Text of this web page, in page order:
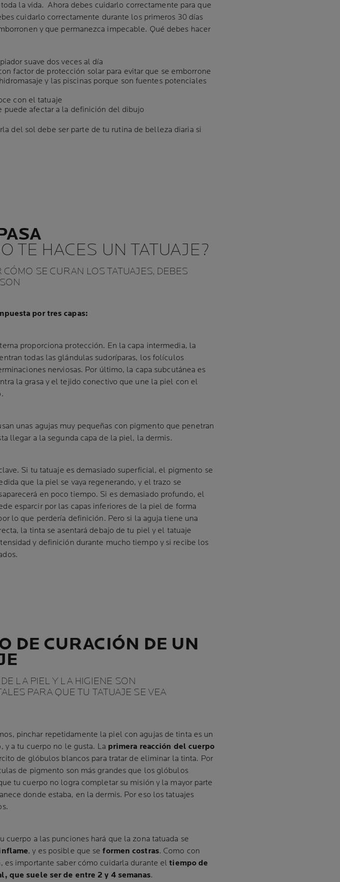
la vida. Ahora debes cuidarlo correctamente para que
cuidarlo correctamente durante los primeros 30 días
y que permanezca impecable. Qué debes hacer
suave dos veces al día
factor de protección solar para evitar que se emborrone
y las piscinas porque son fuentes potenciales
con el tatuaje
puede afectar a la definición del dibujo
del sol debe ser parte de tu rutina de belleza diaria si
TE HACES UN TATUAJE?
CÓMO SE CURAN LOS TATUAJES, DEBES
por tres capas:
proporciona protección. En la capa intermedia, la
todas las glándulas sudoríparas, los folículos
nerviosas. Por último, la capa subcutánea es
la grasa y el tejido conectivo que une la piel con el
unas agujas muy pequeñas con pigmento que penetran
llegar a la segunda capa de la piel, la dermis.
Si tu tatuaje es demasiado superficial, el pigmento se
que la piel se vaya regenerando, y el trazo se
en poco tiempo. Si es demasiado profundo, el
esparcir por las capas inferiores de la piel de forma
lo que perdería definición. Pero si la aguja tiene una
la tinta se asentará debajo de tu piel y el tatuaje
y definición durante mucho tiempo y si recibe los
DE CURACIÓN DE UN
LA PIEL Y LA HIGIENE SON
PARA QUE TU TATUAJE SE VEA
pinchar repetidamente la piel con agujas de tinta es un
y a tu cuerpo no le gusta. La primera reacción del cuerpo
de glóbulos blancos para tratar de eliminar la tinta. Por
de pigmento son más grandes que los glóbulos
tu cuerpo no logra completar su misión y la mayor parte
donde estaba, en la dermis. Por eso los tatuajes
cuerpo a las punciones hará que la zona tatuada se
, y es posible que seformen costras. Como con
es importante saber cómo cuidarla durante eltiempo de
que suele ser de entre 2 y 4 semanas.